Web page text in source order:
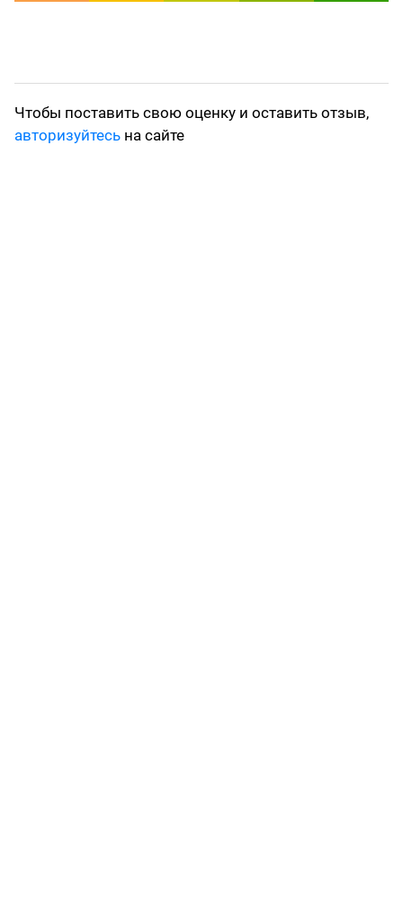
Чтобы поставить свою оценку и оставить отзыв,
авторизуйтесь на сайте